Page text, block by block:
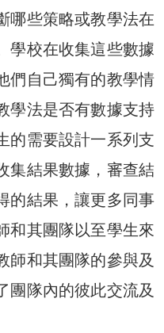
哪些策略或教學法在
學校在收集這些數據
們自己獨有的教學情
學法是否有數據支持
的需要設計一系列支
集結果數據，審查結
的結果，讓更多同事
和其團隊以至學生來
師和其團隊的參與及
團隊內的彼此交流及